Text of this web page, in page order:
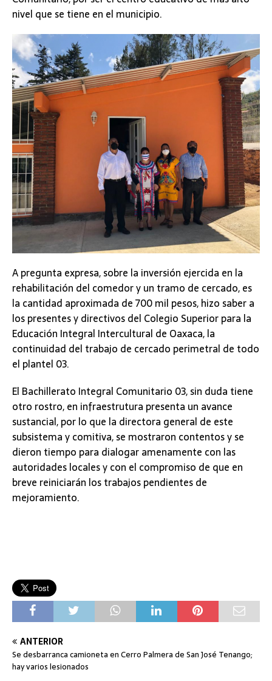
nivel que se tiene en el municipio.
A pregunta expresa, sobre la inversión ejercida en la
rehabilitación del comedor y un tramo de cercado, es
la cantidad aproximada de 700 mil pesos, hizo saber a
los presentes y directivos del Colegio Superior para la
Educación Integral Intercultural de Oaxaca, la
continuidad del trabajo de cercado perimetral de todo
el plantel 03.
El Bachillerato Integral Comunitario 03, sin duda tiene
otro rostro, en infraestrutura presenta un avance
sustancial, por lo que la directora general de este
subsistema y comitiva, se mostraron contentos y se
dieron tiempo para dialogar amenamente con las
autoridades locales y con el compromiso de que en
breve reiniciarán los trabajos pendientes de
mejoramiento.
ANTERIOR
Se desbarranca camioneta en Cerro Palmera de San José Tenango;
hay varios lesionados